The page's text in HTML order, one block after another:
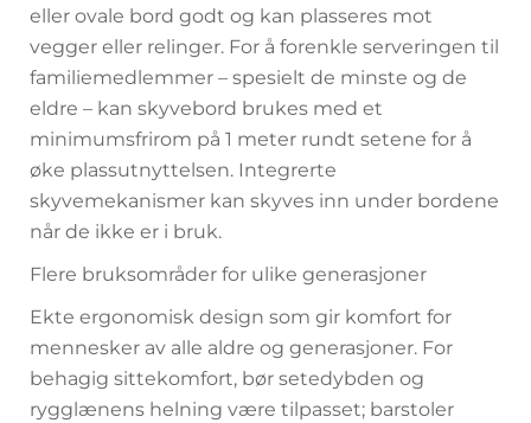
eller ovale bord godt og kan plasseres mot
vegger eller relinger. For å forenkle serveringen til
familiemedlemmer – spesielt de minste og de
eldre – kan skyvebord brukes med et
minimumsfrirom på 1 meter rundt setene for å
øke plassutnyttelsen. Integrerte
skyvemekanismer kan skyves inn under bordene
når de ikke er i bruk.
Flere bruksområder for ulike generasjoner
Ekte ergonomisk design som gir komfort for
mennesker av alle aldre og generasjoner. For
behagig sittekomfort, bør setedybden og
rygglænens helning være tilpasset; barstoler